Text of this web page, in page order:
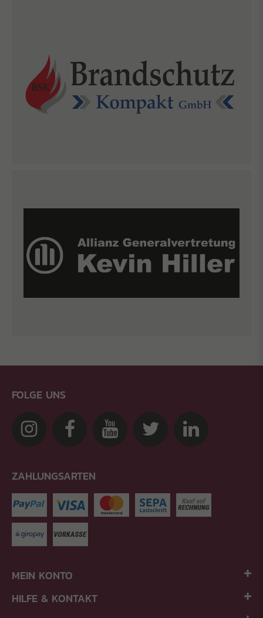
FOLGE UNS
ZAHLUNGSARTEN
MEIN KONTO
HILFE & KONTAKT